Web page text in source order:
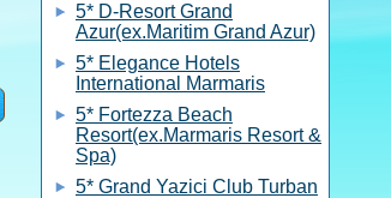
5* D-Resort Grand
Azur(ex.Maritim Grand Azur)
5* Elegance Hotels
International Marmaris
5* Fortezza Beach
Resort(ex.Marmaris Resort &
Spa)
5* Grand Yazici Club Turban